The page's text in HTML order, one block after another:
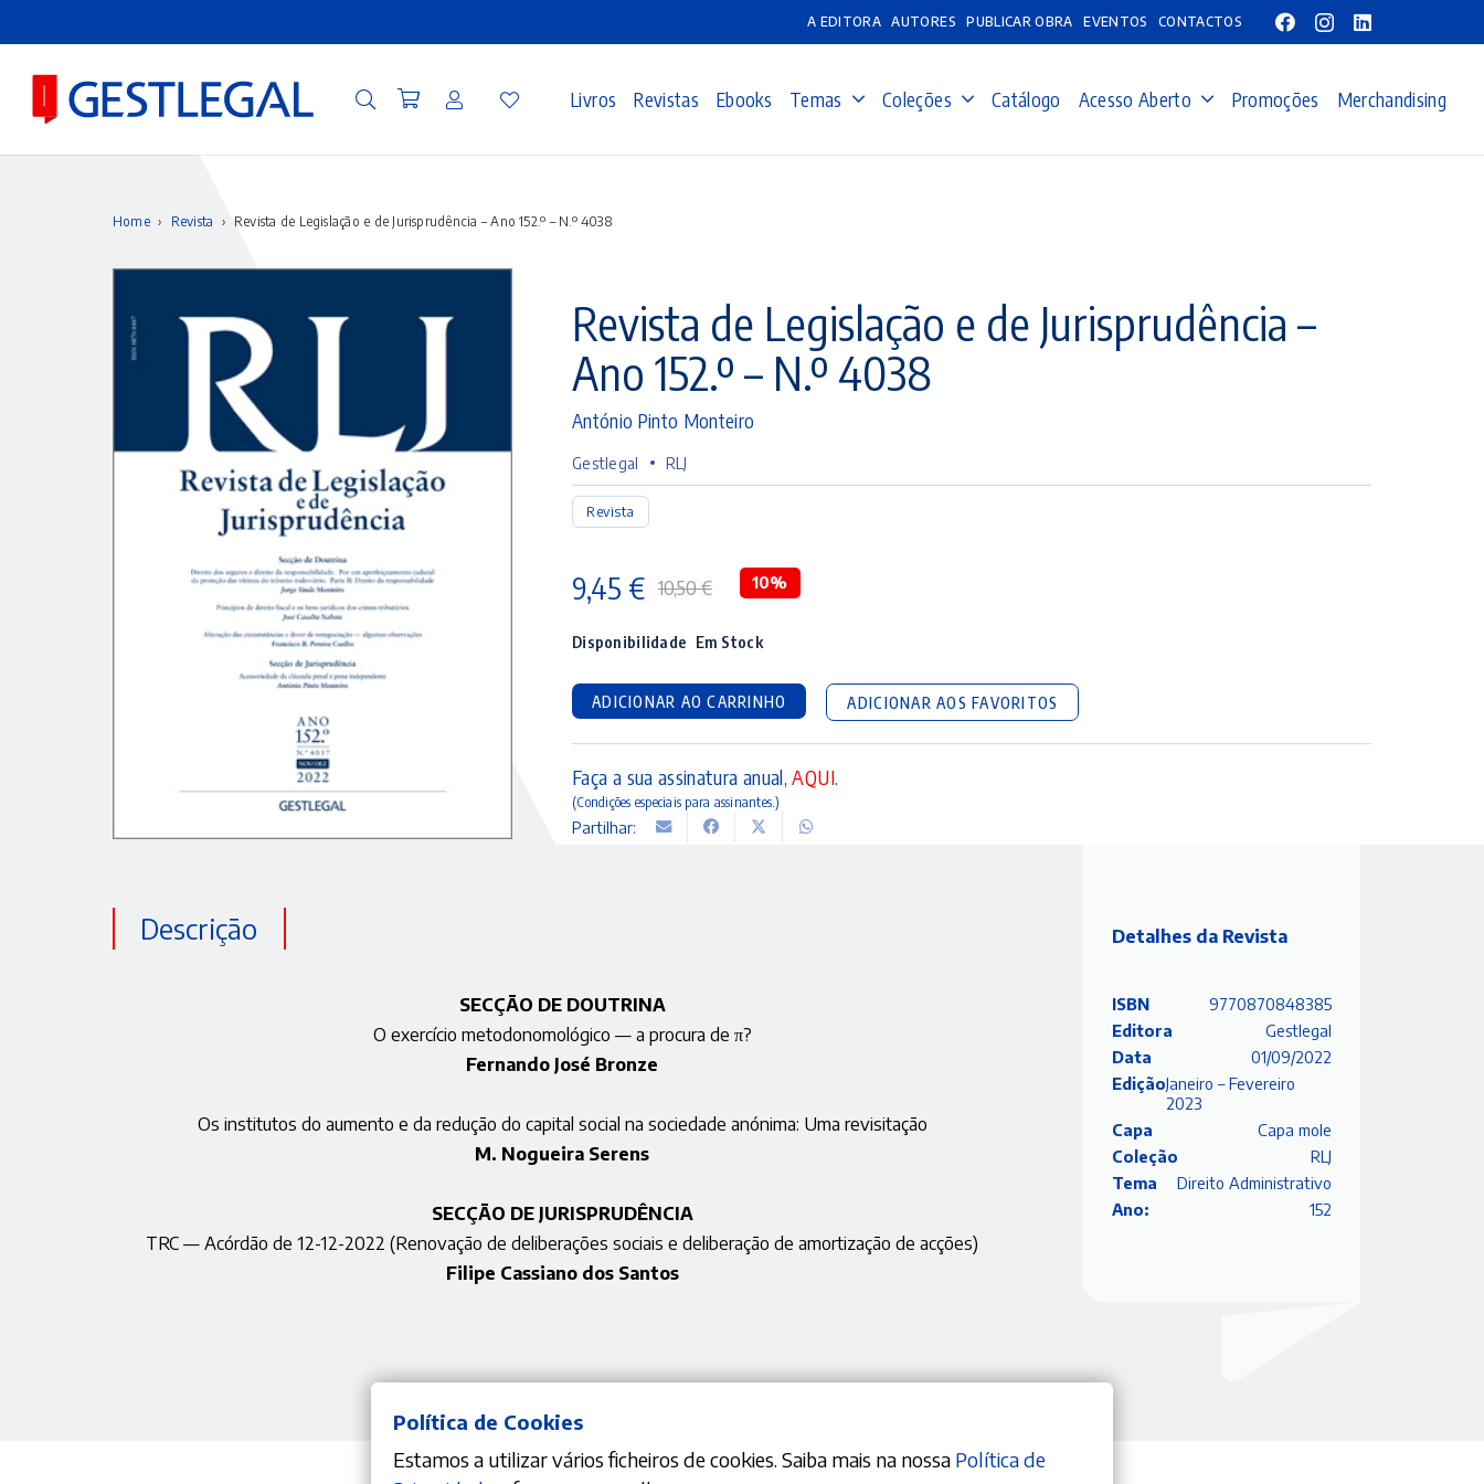
A EDITORA AUTORES PUBLICAR OBRA EVENTOS CONTACTOS
Livros Revistas Ebooks Temas Coleções Catálogo Acesso Aberto Promoções Merchandising
Home › Revista › Revista de Legislação e de Jurisprudência – Ano 152.º – N.º 4038
Revista de Legislação e de Jurisprudência –
Ano 152.º – N.º 4038
António Pinto Monteiro
Gestlegal • RLJ
Revista
10,50€
preço
original
era:
10,50 €.
9,45 €
preço
atual
é:
9,45 €.
10%
Disponibilidade Em Stock
ADICIONAR AO CARRINHO ADICIONAR AOS FAVORITOS
Faça a sua assinatura anual,AQUI.
(Condições especiais para assinantes.)
Partilhar:
Descrição
SECÇÃO DE DOUTRINA
O exercício metodonomológico — a procura de π?
Fernando José Bronze
Os institutos do aumento e da redução do capital social na sociedade anónima: Uma revisitação
M. Nogueira Serens
SECÇÃO DE JURISPRUDÊNCIA
TRC — Acórdão de 12-12-2022 (Renovação de deliberações sociais e deliberação de amortização de acções)
Filipe Cassiano dos Santos
Detalhes da Revista
ISBN
9770870848385
Editora
Gestlegal
Data
01/09/2022
EdiçãoJaneiro – Fevereiro
2023
Capa
Capa mole
Coleção
RLJ
Tema
Direito Administrativo
Ano:
152
Política de Cookies
Estamos a utilizar vários ficheiros de cookies. Saiba mais na nossa Política de